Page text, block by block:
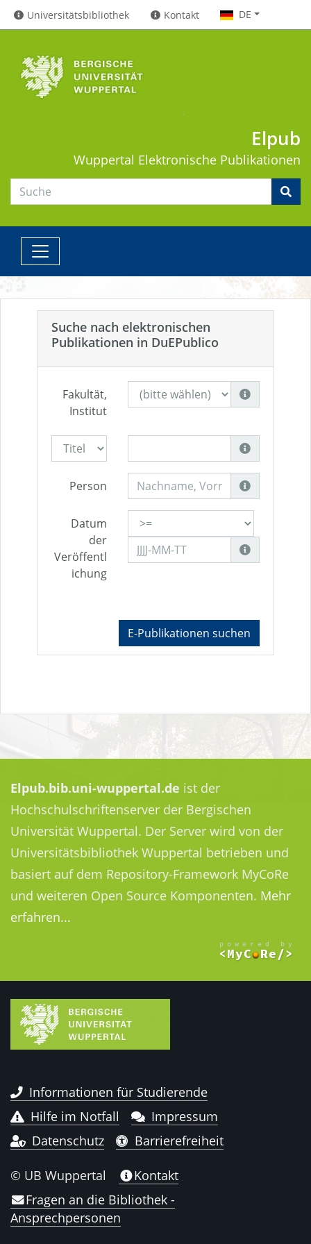
Universitätsbibliothek Kontakt DE
Elpub
Wuppertal Elektronische Publikationen
Suche nach elektronischen
Publikationen in DuEPublico
Fakultät,
Institut
Person
Datum
der
Veröffentl
ichung
E-Publikationen suchen
Elpub.bib.uni-wuppertal.de ist der
Hochschulschriftenserver der Bergischen
Universität Wuppertal. Der Server wird von der
Universitätsbibliothek Wuppertal betrieben und
basiert auf dem Repository-Framework MyCoRe
und weiteren Open Source Komponenten. Mehr
erfahren...
Informationen für Studierende
Hilfe im Notfall
Impressum
Datenschutz
Barrierefreiheit
© UB Wuppertal
Kontakt
Fragen an die Bibliothek -
Ansprechpersonen